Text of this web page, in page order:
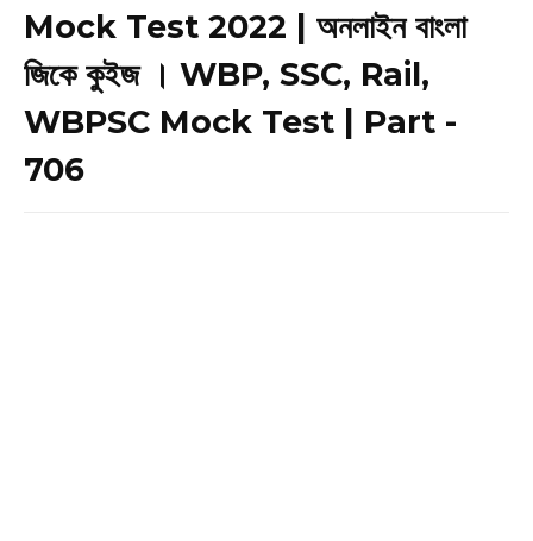
Mock Test 2022 | অনলাইন বাংলা
জিকে কুইজ । WBP, SSC, Rail,
WBPSC Mock Test | Part -
706